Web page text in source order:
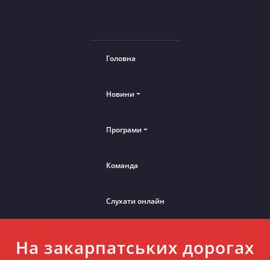
Головна
Новини
Програми
Команда
Слухати онлайн
На закарпатських дорогах